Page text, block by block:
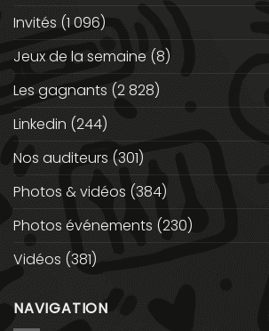
Invités (1 096)
Jeux de la semaine (8)
Les gagnants (2 828)
Linkedin (244)
Nos auditeurs (301)
Photos & vidéos (384)
Photos événements (230)
Vidéos (381)
NAVIGATION